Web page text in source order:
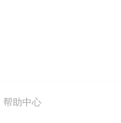
帮助中心